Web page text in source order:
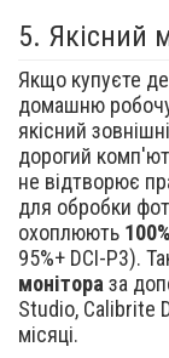
5. Якісний
Якщо купуєте
домашню
якісний
дорогий
не відтворює
для обробки
охоплюють
95%+ DCI-P3).
монітораза
Studio, Calibrite
місяці.